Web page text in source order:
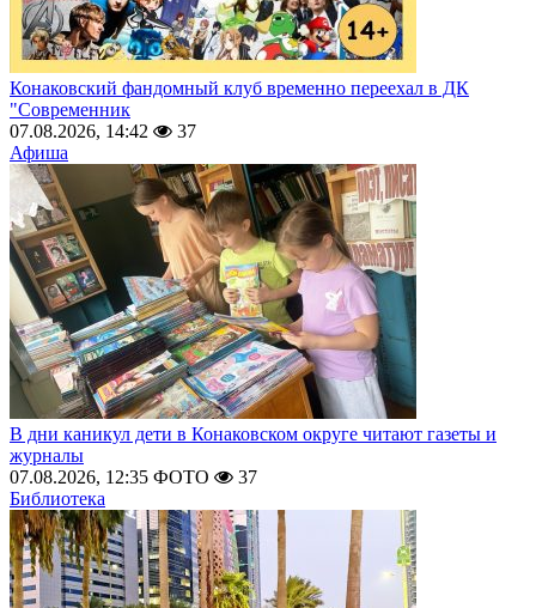
Конаковский фандомный клуб временно переехал в ДК
"Современник
07.08.2026, 14:42
37
Афиша
В дни каникул дети в Конаковском округе читают газеты и
журналы
07.08.2026, 12:35 ФОТО
37
Библиотека